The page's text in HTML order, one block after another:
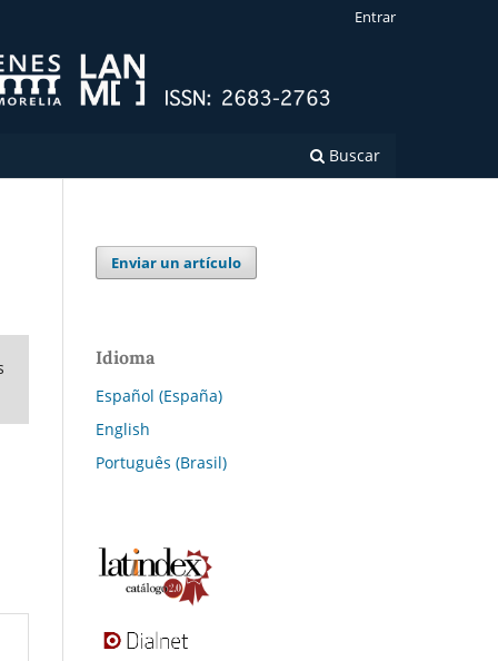
Buscar
Entrar
Enviar un artículo
Idioma
Español (España)
English
Português (Brasil)